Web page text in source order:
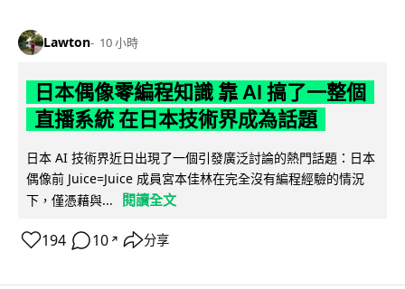
Lawton 10 小時
日本偶像零編程知識 靠 AI 搞了一整個
直播系統 在日本技術界成為話題
日本 AI 技術界近日出現了一個引發廣泛討論的熱門話題：日本
偶像前 Juice=Juice 成員宮本佳林在完全沒有編程經驗的情況
下，僅憑藉與...
閱讀全文
194 10 ↗ 分享